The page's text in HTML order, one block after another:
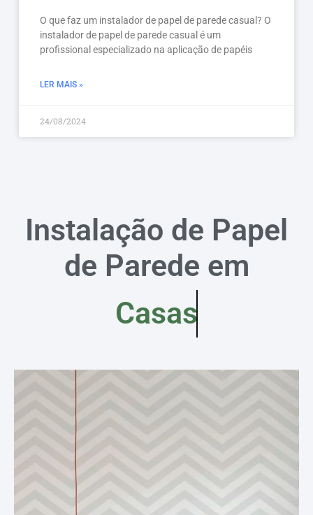
O que faz um instalador de papel de parede casual? O
instalador de papel de parede casual é um
profissional especializado na aplicação de papéis
LER MAIS »
24/08/2024
Instalação de Papel
de Parede em
Casas